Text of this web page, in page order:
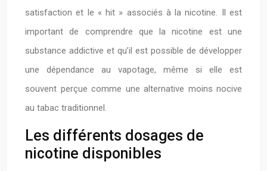
satisfaction et le « hit » associés à la nicotine. Il est
important de comprendre que la nicotine est une
substance addictive et qu’il est possible de développer
une dépendance au vapotage, même si elle est
souvent perçue comme une alternative moins nocive
au tabac traditionnel.
Les différents dosages de
nicotine disponibles